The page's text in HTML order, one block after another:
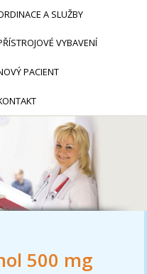
500 mg
A SLUŽBY
VYBAVENÍ
PACIENT